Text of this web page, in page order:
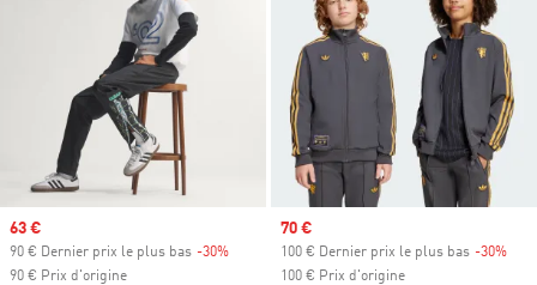
Prix soldé
63 €
90 € Dernier prix le plus bas -30%
90 € Prix d'origine
Prix soldé
70 €
100 € Dernier prix le plus bas -30%
100 € Prix d'origine